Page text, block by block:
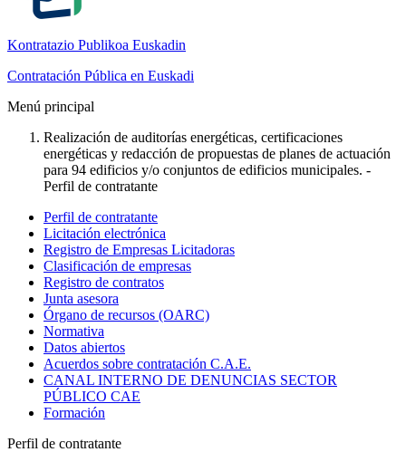
Kontratazio Publikoa Euskadin
Contratación Pública en Euskadi
Menú principal
Realización de auditorías energéticas, certificaciones
energéticas y redacción de propuestas de planes de actuación
para 94 edificios y/o conjuntos de edificios municipales. -
Perfil de contratante
Perfil de contratante
Licitación electrónica
Registro de Empresas Licitadoras
Clasificación de empresas
Registro de contratos
Junta asesora
Órgano de recursos (OARC)
Normativa
Datos abiertos
Acuerdos sobre contratación C.A.E.
CANAL INTERNO DE DENUNCIAS SECTOR
PÚBLICO CAE
Formación
Perfil de contratante